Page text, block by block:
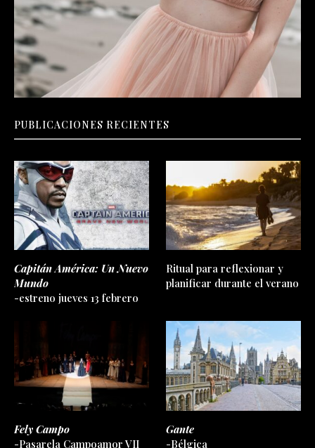
PUBLICACIONES RECIENTES
Capitán América: Un Nuevo
Mundo
-estreno jueves 13 febrero
Ritual para reflexionar y
planificar durante el verano
Fely Campo
-Pasarela Campoamor VII
Gante
-Bélgica